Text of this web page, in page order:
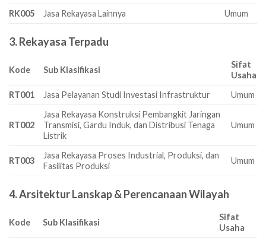
RK005 Jasa Rekayasa Lainnya Umum
3. Rekayasa Terpadu
Kode Sub Klasifikasi
Sifat
Usaha
RT001
Jasa Pelayanan Studi Investasi Infrastruktur Umum
RT002
Jasa Rekayasa Konstruksi Pembangkit Jaringan
Transmisi, Gardu Induk, dan Distribusi Tenaga
Listrik
Umum
RT003
Jasa Rekayasa Proses Industrial, Produksi, dan
Fasilitas Produksi
Umum
4. Arsitektur Lanskap & Perencanaan Wilayah
Kode Sub Klasifikasi
Sifat
Usaha